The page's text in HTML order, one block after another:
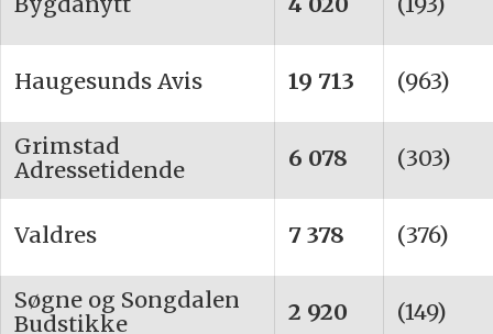
Haugesunds Avis 19 713 (963)
Grimstad
Adressetidende
6 078 (303)
Valdres 7 378 (376)
Søgne og Songdalen
Budstikke
2 920 (149)